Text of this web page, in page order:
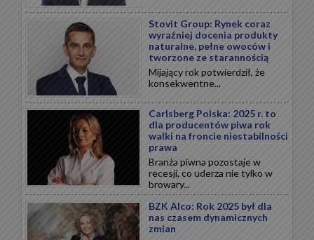
Stovit Group: Rynek coraz
wyraźniej docenia produkty
naturalne, pełne owoców i
tworzone ze starannością
Mijający rok potwierdził, że
konsekwentne...
Carlsberg Polska: 2025 r. to
dla producentów piwa rok
walki na froncie niestabilności
prawa
Branża piwna pozostaje w
recesji, co uderza nie tylko w
browary...
BZK Alco: Rok 2025 był dla
nas czasem dynamicznych
zmian